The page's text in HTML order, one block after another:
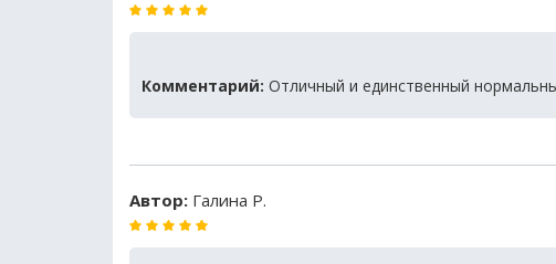
Комментарий: Отличный и единственный
Автор: Галина Р.